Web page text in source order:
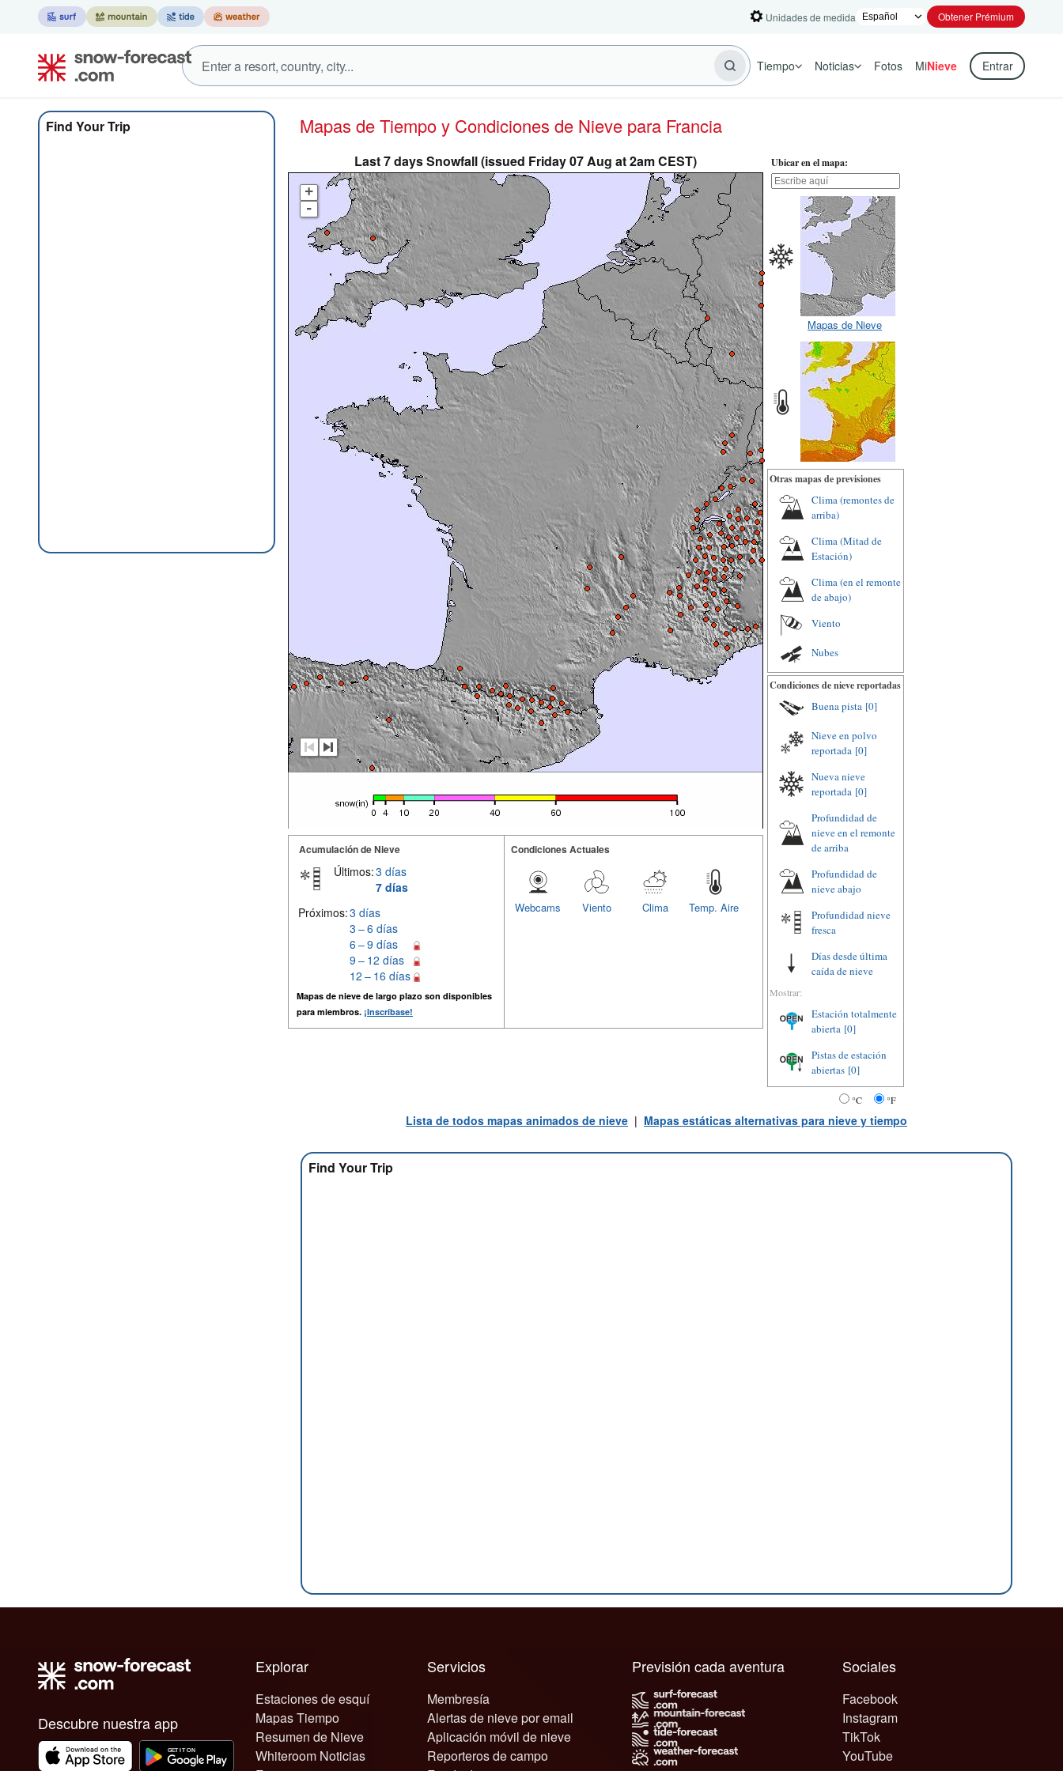
Unidades de medida Obtener Prémium
Tiempo Noticias Fotos MiNieve Entrar
Find Your Trip Mapas de Tiempo y Condiciones de Nieve para Francia
Last 7 days Snowfall (issued Friday 07 Aug at 2am CEST)
+
-
Acumulación de Nieve
Últimos:3 días
7 días
Próximos:3 días
3 – 6 días
6 – 9 días
9 – 12 días
12 – 16 días
Mapas de nieve de largo plazo son disponibles
para miembros. ¡Inscríbase!
Condiciones Actuales
Temp. Aire
Clima
Viento
Webcams
Ubicar en el mapa:
Mapas de Nieve
Otras mapas de previsiones
Clima (remontes de
arriba)
Clima (Mitad de
Estación)
Clima (en el remonte
de abajo)
Viento
Nubes
Condiciones de nieve reportadas
Buena pista [0]
Nieve en polvo
reportada [0]
Nueva nieve
reportada [0]
Profundidad de
nieve en el remonte
de arriba
Profundidad de
nieve abajo
Profundidad nieve
fresca
Días desde última
caída de nieve
Mostrar:
Estación totalmente
abierta [0]
Pistas de estación
abiertas [0]
°C °F
Lista de todos mapas animados de nieve | Mapas estáticas alternativas para nieve y tiempo
Find Your Trip
Descubre nuestra app
Explorar
Estaciones de esquí
Mapas Tiempo
Resumen de Nieve
Whiteroom Noticias
Servicios
Membresía
Alertas de nieve por email
Aplicación móvil de nieve
Reporteros de campo
Sociales
Facebook
Instagram
TikTok
YouTube
Previsión cada aventura